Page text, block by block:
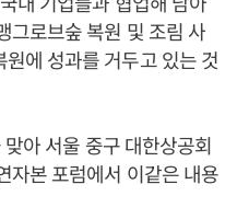
그로브숲 복원 및 조림 사
에 성과를 거두고 있는 것
맞아 서울 중구 대한상공회
자본 포럼에서 이같은 내용